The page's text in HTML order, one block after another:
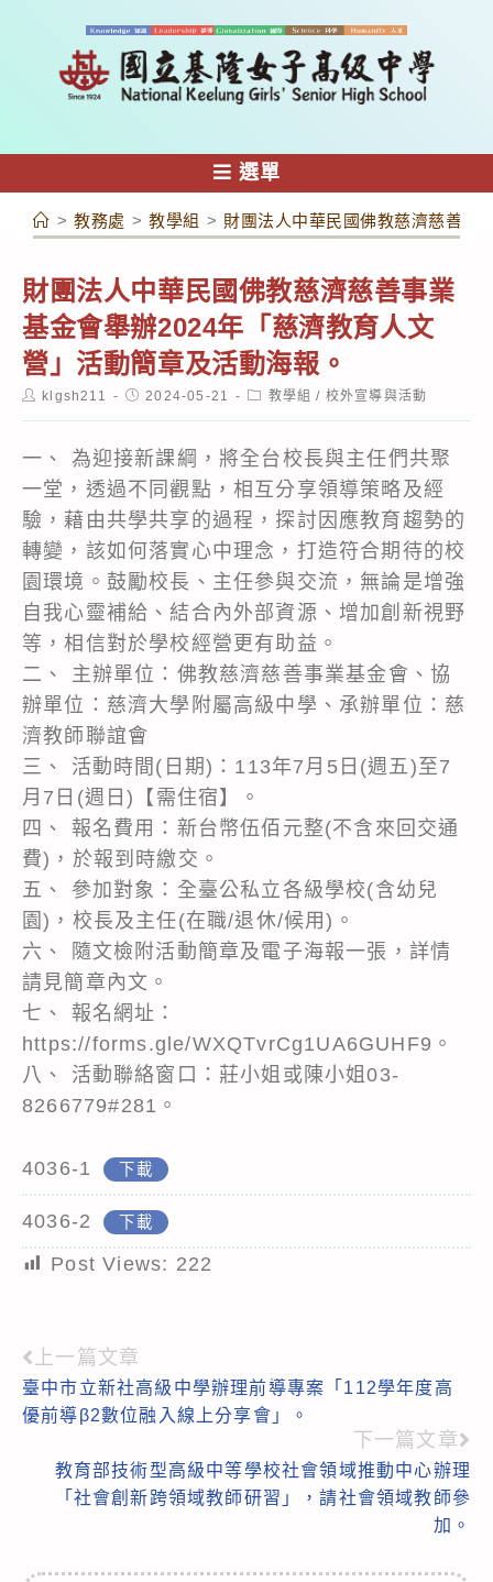
容
選單
> 教務處 > 教學組 > 財團法人中華民國佛教慈濟慈善事
財團法人中華民國佛教慈濟慈善事業
基金會舉辦2024年「慈濟教育人文
營」活動簡章及活動海報。
Postklgsh211
Post2024-05-21
Post教學組 / 校外宣導與活動
一、 為迎接新課綱，將全台校長與主任們共聚
一堂，透過不同觀點，相互分享領導策略及經
驗，藉由共學共享的過程，探討因應教育趨勢的
轉變，該如何落實心中理念，打造符合期待的校
園環境。鼓勵校長、主任參與交流，無論是增強
自我心靈補給、結合內外部資源、增加創新視野
等，相信對於學校經營更有助益。
二、 主辦單位：佛教慈濟慈善事業基金會、協
辦單位：慈濟大學附屬高級中學、承辦單位：慈
濟教師聯誼會
三、 活動時間(日期)：113年7月5日(週五)至7
月7日(週日)【需住宿】。
四、 報名費用：新台幣伍佰元整(不含來回交通
費)，於報到時繳交。
五、 參加對象：全臺公私立各級學校(含幼兒
園)，校長及主任(在職/退休/候用)。
六、 隨文檢附活動簡章及電子海報一張，詳情
請見簡章內文。
七、 報名網址：
https://forms.gle/WXQTvrCg1UA6GUHF9。
八、 活動聯絡窗口：莊小姐或陳小姐03-
8266779#281。
4036-1 下載
4036-2 下載
Post Views: 222
Read
more
上一篇文章
臺中市立新社高級中學辦理前導專案「112學年度高
優前導β2數位融入線上分享會」。
下一篇文章
教育部技術型高級中等學校社會領域推動中心辦理
「社會創新跨領域教師研習」，請社會領域教師參
加。